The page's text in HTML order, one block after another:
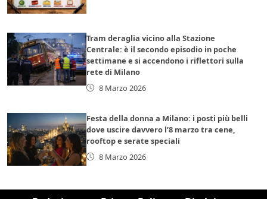
Tram deraglia vicino alla Stazione
Centrale: è il secondo episodio in poche
settimane e si accendono i riflettori sulla
rete di Milano
8 Marzo 2026
Festa della donna a Milano: i posti più belli
dove uscire davvero l’8 marzo tra cene,
rooftop e serate speciali
8 Marzo 2026